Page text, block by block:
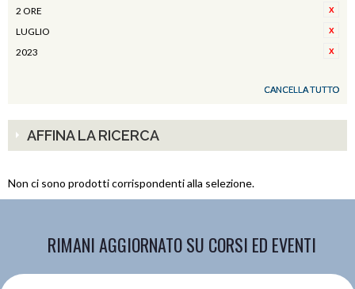
2 ORE
LUGLIO
2023
CANCELLA TUTTO
AFFINA LA RICERCA
Non ci sono prodotti corrispondenti alla selezione.
RIMANI AGGIORNATO SU CORSI ED EVENTI